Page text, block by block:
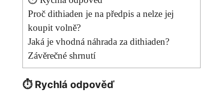
Proč dithiaden je na předpis a nelze jej
koupit volně?
Jaká je vhodná náhrada za dithiaden?
Závěrečné shrnutí
⏱ Rychlá odpověď